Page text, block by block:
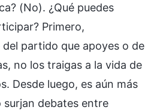
(No). ¿Qué puedes
Primero,
partido que apoyes o de
no los traigas a la vida de
Desde luego, es aún más
surjan debates entre